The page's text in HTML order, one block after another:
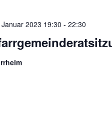
Januar 2023 19:30 - 22:30